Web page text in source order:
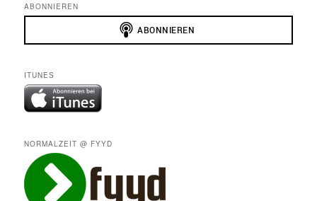
ABONNIEREN
ITUNES
NORMALZEIT @ FYYD